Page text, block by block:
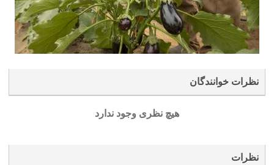
نظرات خوانندگان
هیچ نظری وجود ندارد
نظرات